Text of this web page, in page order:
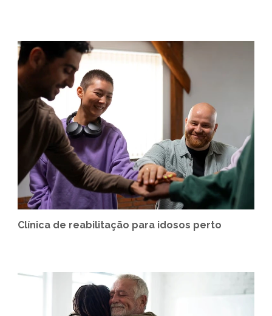
Clínica de reabilitação para idosos perto